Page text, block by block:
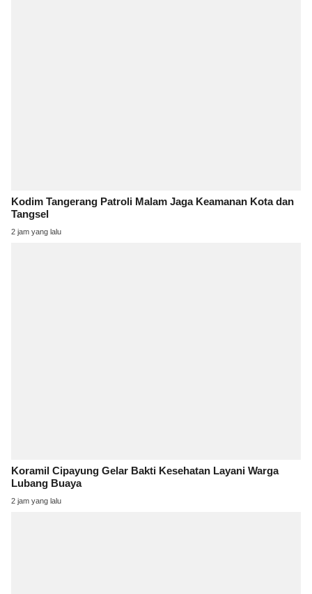
Kodim Tangerang Patroli Malam Jaga Keamanan Kota dan
Tangsel
2 jam yang lalu
Koramil Cipayung Gelar Bakti Kesehatan Layani Warga
Lubang Buaya
2 jam yang lalu